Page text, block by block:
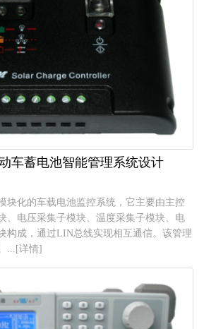
车蓄电池智能管理系统设计
块化的车载电池监控系统，它主要由主控
、电压采集子模块、温度采集子模块、电
构成，通过LIN总线实现相互通信。该管理
...[详情]